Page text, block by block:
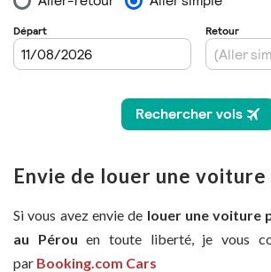
Envie de louer une voiture
Si vous avez envie de louer une voiture
au Pérouen toute liberté, je vous
par Booking.com Cars